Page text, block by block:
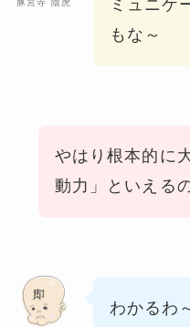
豚宮寺 陰虎
ミュニケ
もな～
やはり根本的に
動力」
といえる
わかるわ